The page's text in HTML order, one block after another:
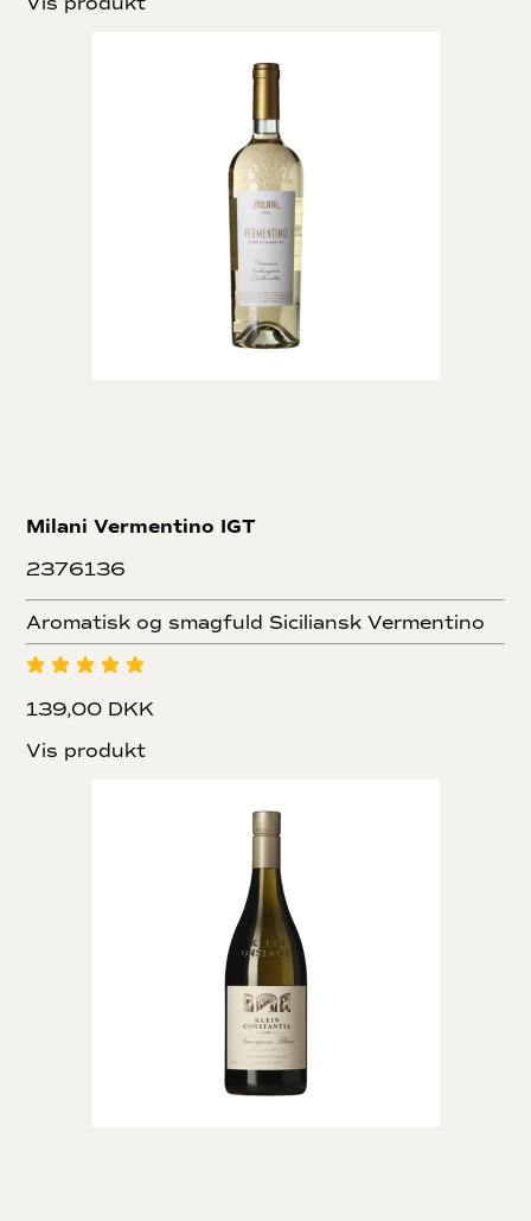
Milani Vermentino IGT
2376136
Aromatisk og smagfuld Siciliansk Vermentino
139,00 DKK
Vis produkt